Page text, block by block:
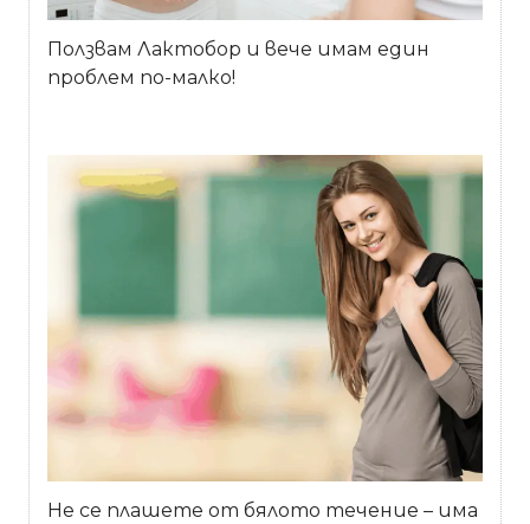
Ползвам Лактобор и вече имам един
проблем по-малко!
Не се плашете от бялото течение – има